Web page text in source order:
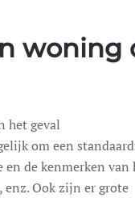
het geval
om een
de kenmerken van
Ook zijn er grote